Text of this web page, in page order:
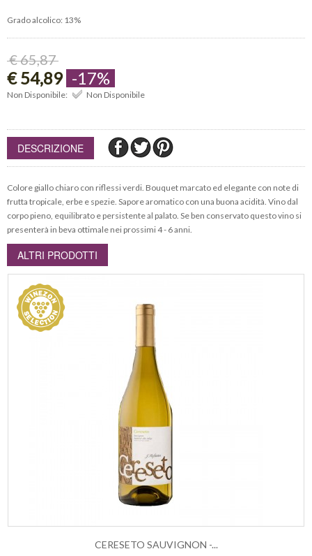
Grado alcolico: 13%
€ 65,87
€ 54,89 -17%
Non Disponibile: Non Disponibile
DESCRIZIONE
Colore giallo chiaro con riflessi verdi. Bouquet marcato ed elegante con note di
frutta tropicale, erbe e spezie. Sapore aromatico con una buona acidità. Vino dal
corpo pieno, equilibrato e persistente al palato. Se ben conservato questo vino si
presenterà in beva ottimale nei prossimi 4 - 6 anni.
ALTRI PRODOTTI
CERESETO SAUVIGNON -...